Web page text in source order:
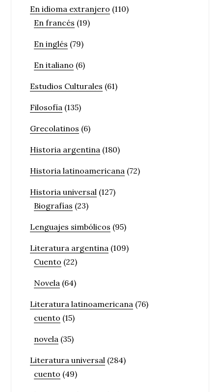
En idioma extranjero (110)
En francés (19)
En inglés (79)
En italiano (6)
Estudios Culturales (61)
Filosofía (135)
Grecolatinos (6)
Historia argentina (180)
Historia latinoamericana (72)
Historia universal (127)
Biografías (23)
Lenguajes simbólicos (95)
Literatura argentina (109)
Cuento (22)
Novela (64)
Literatura latinoamericana (76)
cuento (15)
novela (35)
Literatura universal (284)
cuento (49)